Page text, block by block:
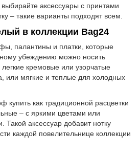
аксессуары с принтами
– такие варианты подходят всем.
в коллекции Bag24
палантины и платки, которые
убеждению можно носить
кремовые или узорчатые
или мягкие и теплые для холодных
как традиционной расцветки
– с яркими цветами или
Такой аксессуар добавит нотку
каждой повелительнице коллекции